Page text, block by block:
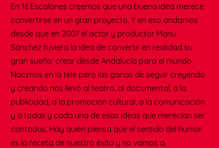
En 16 Escalones creemos que una buena idea merece
convertirse en un gran proyecto. Y en eso andamos
desde que en 2007 el actor y productor Manu
Sánchez tuviera la idea de convertir en realidad su
gran sueño: crear desde Andalucía para el mundo.
Nacimos en la tele pero las ganas de seguir creyendo
y creando nos llevó al teatro, al documental, a la
publicidad, a la promoción cultural, a la comunicación
y a todas y cada una de esas ideas que merecían ser
contadas. Hay quien piensa que el sentido del humor
es la receta de nuestro éxito y no vamos a